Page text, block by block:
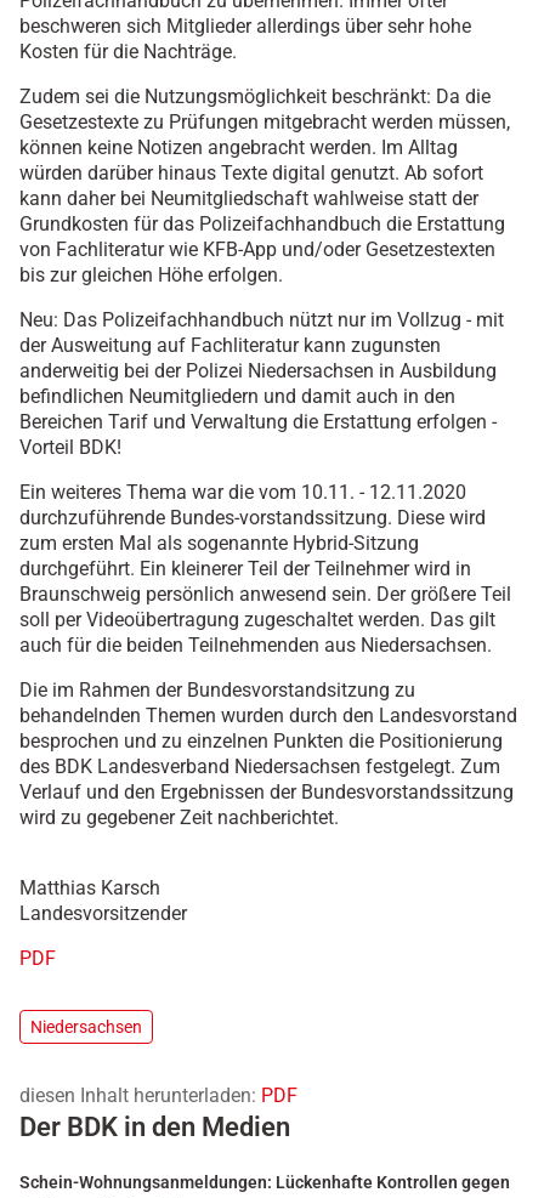
beschweren sich Mitglieder allerdings über sehr hohe
Kosten für die Nachträge.
Zudem sei die Nutzungsmöglichkeit beschränkt: Da die
Gesetzestexte zu Prüfungen mitgebracht werden müssen,
können keine Notizen angebracht werden. Im Alltag
würden darüber hinaus Texte digital genutzt. Ab sofort
kann daher bei Neumitgliedschaft wahlweise statt der
Grundkosten für das Polizeifachhandbuch die Erstattung
von Fachliteratur wie KFB-App und/oder Gesetzestexten
bis zur gleichen Höhe erfolgen.
Neu: Das Polizeifachhandbuch nützt nur im Vollzug - mit
der Ausweitung auf Fachliteratur kann zugunsten
anderweitig bei der Polizei Niedersachsen in Ausbildung
befindlichen Neumitgliedern und damit auch in den
Bereichen Tarif und Verwaltung die Erstattung erfolgen -
Vorteil BDK!
Ein weiteres Thema war die vom 10.11. - 12.11.2020
durchzuführende Bundes-vorstandssitzung. Diese wird
zum ersten Mal als sogenannte Hybrid-Sitzung
durchgeführt. Ein kleinerer Teil der Teilnehmer wird in
Braunschweig persönlich anwesend sein. Der größere Teil
soll per Videoübertragung zugeschaltet werden. Das gilt
auch für die beiden Teilnehmenden aus Niedersachsen.
Die im Rahmen der Bundesvorstandsitzung zu
behandelnden Themen wurden durch den Landesvorstand
besprochen und zu einzelnen Punkten die Positionierung
des BDK Landesverband Niedersachsen festgelegt. Zum
Verlauf und den Ergebnissen der Bundesvorstandssitzung
wird zu gegebener Zeit nachberichtet.
Matthias Karsch
Landesvorsitzender
PDF
Niedersachsen
diesen Inhalt herunterladen: PDF
Der BDK in den Medien
Schein-Wohnungsanmeldungen: Lückenhafte Kontrollen gegen